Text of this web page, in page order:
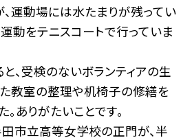
運動場には水たまりが残ってい
動をテニスコートで行っていま
、受検のないボランティアの生
教室の整理や机椅子の修繕を
ありがたいことです。
市立高等女学校の正門が、半